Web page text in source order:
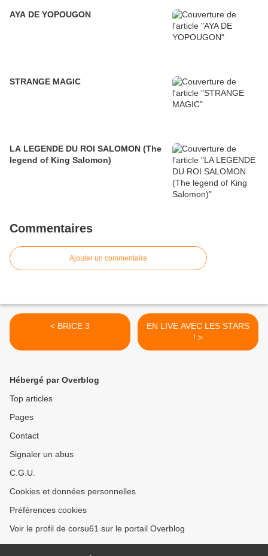
AYA DE YOPOUGON
STRANGE MAGIC
LA LEGENDE DU ROI SALOMON (The
legend of King Salomon)
Commentaires
Ajouter un commentaire
< BRICE 3
EN LIVE AVEC LES STARS
! >
Hébergé par Overblog
Top articles
Pages
Contact
Signaler un abus
C.G.U.
Cookies et données personnelles
Préférences cookies
Voir le profil de corsu61 sur le portail Overblog